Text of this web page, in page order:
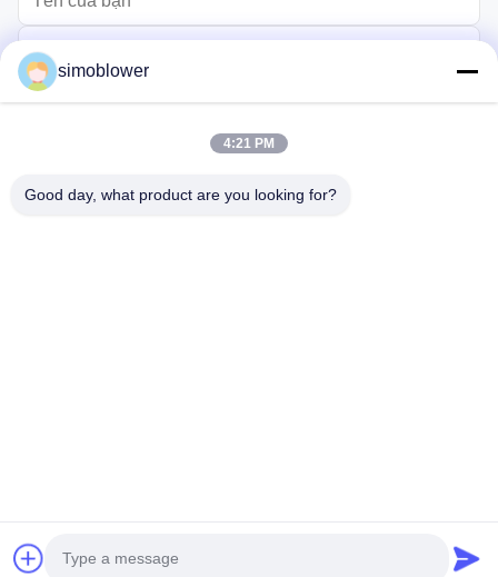
© 2026 Xinxiang SIMO Blower Co., Ltd.. All Rights Reserved.
simoblower
4:21 PM
Good day, what product are you looking for?